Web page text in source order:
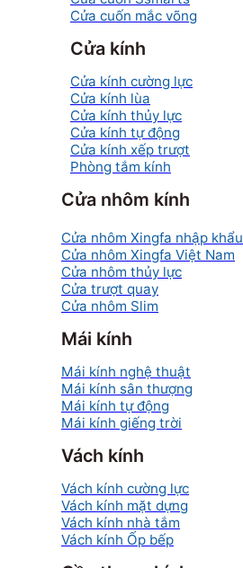
Cửa cuốn mắc võng
Cửa kính
Cửa kính cường lực
Cửa kính lùa
Cửa kính thủy lực
Cửa kính tự động
Cửa kính xếp trượt
Phòng tắm kính
Cửa nhôm kính
Cửa nhôm Xingfa nhập khẩu
Cửa nhôm Xingfa Việt Nam
Cửa nhôm thủy lực
Cửa trượt quay
Cửa nhôm Slim
Mái kính
Mái kính nghệ thuật
Mái kính sân thượng
Mái kính tự động
Mái kính giếng trời
Vách kính
Vách kính cường lực
Vách kính mặt dựng
Vách kính nhà tắm
Vách kính Ốp bếp